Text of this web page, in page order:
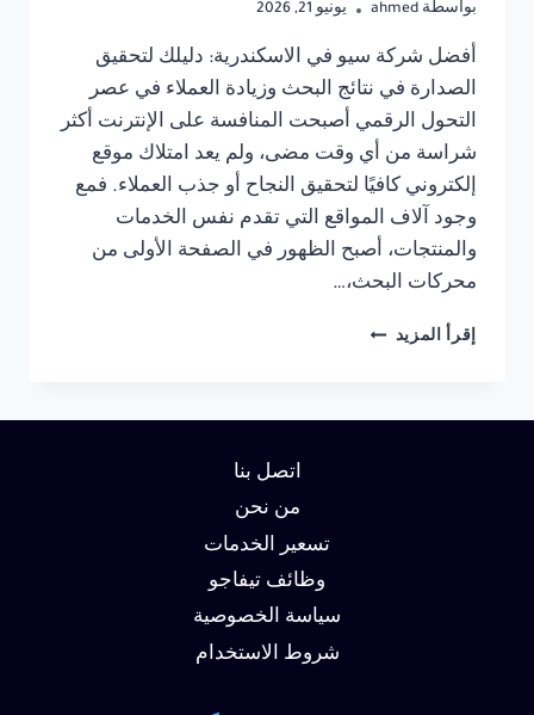
بواسطة ahmed يونيو 21, 2026
أفضل شركة سيو في الاسكندرية: دليلك لتحقيق
الصدارة في نتائج البحث وزيادة العملاء في عصر
التحول الرقمي أصبحت المنافسة على الإنترنت أكثر
شراسة من أي وقت مضى، ولم يعد امتلاك موقع
إلكتروني كافيًا لتحقيق النجاح أو جذب العملاء. فمع
وجود آلاف المواقع التي تقدم نفس الخدمات
والمنتجات، أصبح الظهور في الصفحة الأولى من
محركات البحث،…
إقرأ المزيد شركة
اتصل بنا
من نحن
تسعير الخدمات
وظائف تيفاجو
سياسة الخصوصية
شروط الاستخدام